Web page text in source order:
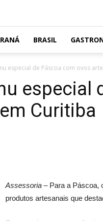
BRASIL
especial de Páscoa com ovos
especial
Curitiba
Assessoria –Para a Páscoa,
produtos artesanais que